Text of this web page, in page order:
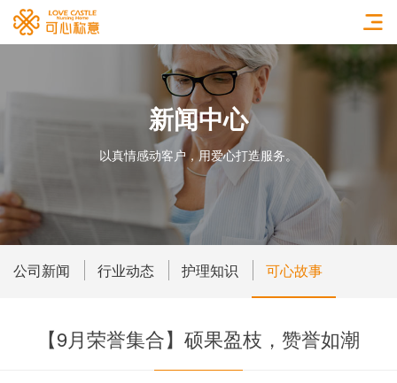
新闻中心
以真情感动客户，用爱心打造服务。
公司新闻 行业动态 护理知识 可心故事
【9月荣誉集合】硕果盈枝，赞誉如潮